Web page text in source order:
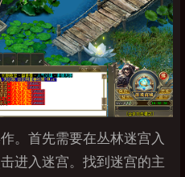
。首先需要在丛林迷宫入
进入迷宫。找到迷宫的主